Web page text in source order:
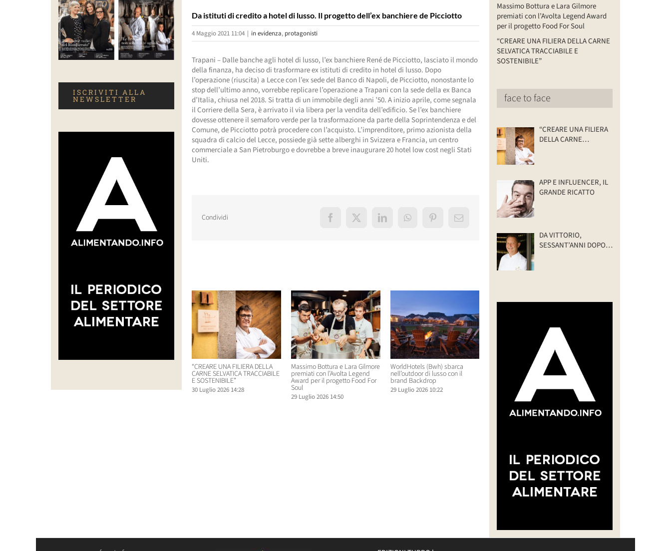
Da istituti di credito a hotel di lusso. Il progetto dell’ex banchiere de Picciotto
4 Maggio 2021 11:04 | in evidenza, protagonisti
Trapani – Dalle banche agli hotel di lusso, l’ex banchiere René de Picciotto, lasciato il mondo
della finanza, ha deciso di trasformare ex istituti di credito in hotel di lusso. Dopo
l’operazione (riuscita) a Lecce con l’ex sede del Banco di Napoli, de Picciotto, nonostante lo
stop dell’ultimo anno, vorrebbe replicare l’operazione a Trapani con la sede della ex Banca
d’Italia, chiusa nel 2018. Si tratta di un immobile degli anni ’50. A inizio aprile, come segnala
il Corriere della Sera, è arrivato il via libera per la vendita dell’edificio. Se l’ex banchiere
dovesse ottenere il semaforo verde per la trasformazione da parte della Soprintendenza e del
Comune, de Picciotto potrà procedere con l’acquisto. L’imprenditore, primo azionista della
squadra di calcio del Lecce, possiede già sette alberghi in Svizzera e Francia, un centro
commerciale a San Pietroburgo e dovrebbe a breve inaugurare 20 hotel low cost negli Stati
Uniti.
Condividi Facebook
X LinkedInWhatsAppPinterestEmail
“CREARE UNA FILIERA DELLA
CARNE SELVATICA TRACCIABILE
E SOSTENIBILE”
30 Luglio 2026 14:28
Massimo Bottura e Lara Gilmore
premiati con l’Avolta Legend
Award per il progetto Food For
Soul
29 Luglio 2026 14:50
WorldHotels (Bwh) sbarca
nell’outdoor di lusso con il
brand Backdrop
29 Luglio 2026 10:22
“CREARE UNA FILIERA DELLA
CARNE SELVATICA TRACCIABILE
E SOSTENIBILE”
30 Luglio 2026 14:28 Soul
29 Luglio 2026 14:50
ISCRIVITI ALLA
NEWSLETTER
Massimo Bottura e Lara Gilmore
premiati con l’Avolta Legend Award
per il progetto Food For Soul
“CREARE UNA FILIERA DELLA CARNE
SELVATICA TRACCIABILE E
SOSTENIBILE”
face to face
“CREARE UNA FILIERA
DELLA CARNE
APP E INFLUENCER, IL
GRANDE RICATTO
DA VITTORIO,
SESSANT’ANNI DOPO: